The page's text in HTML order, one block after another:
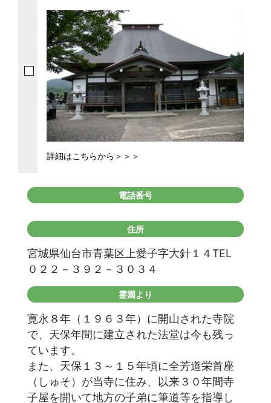
詳細はこちらから＞＞＞
電話番号
住所
宮城県仙台市青葉区上愛子字大針１４TEL
０２２－３９２－３０３４
霊園より
寛永８年（１９６３年）に開山された寺院
で、天保年間に建立された法堂は今も残っ
ています。
また、天保１３～１５年頃に全芳道栄首座
（しゅそ）が当寺に住み、以来３０年間寺
子屋を開いて地方の子弟に筆道等を指導し